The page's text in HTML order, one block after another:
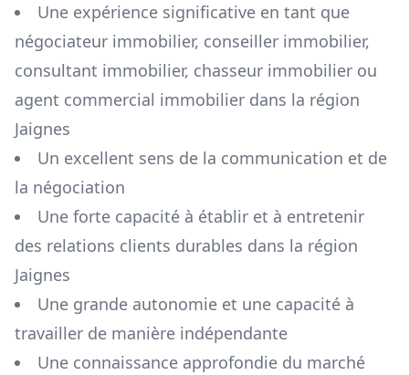
Une expérience significative en tant que
négociateur immobilier, conseiller immobilier,
consultant immobilier, chasseur immobilier ou
agent commercial immobilier dans la région
Jaignes
Un excellent sens de la communication et de
la négociation
Une forte capacité à établir et à entretenir
des relations clients durables dans la région
Jaignes
Une grande autonomie et une capacité à
travailler de manière indépendante
Une connaissance approfondie du marché